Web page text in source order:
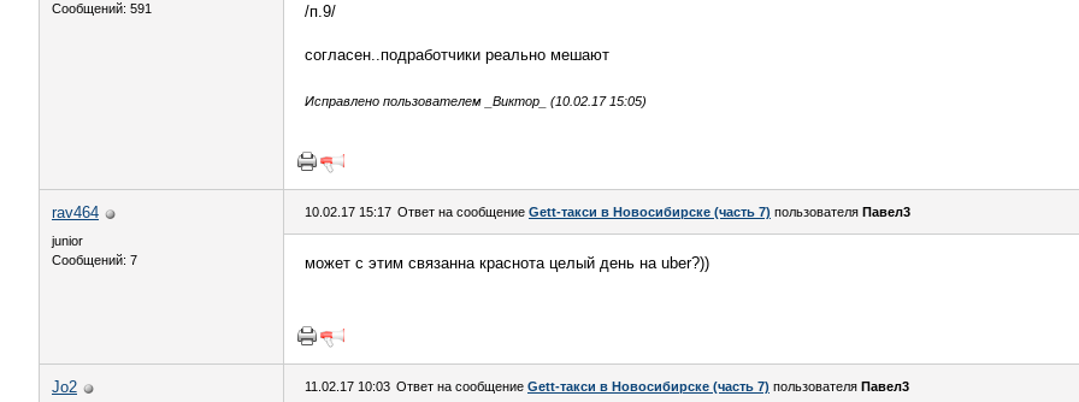
Сообщений: 591
/п.9/
согласен..подработчики реально мешают
Исправлено пользователем _Виктор_ (10.02.17 15:05)
rav464
junior
Сообщений: 7
10.02.17 15:17 Ответ на сообщение Gett-такси в Новосибирске (часть 7) пользователя Павел3
может с этим связанна краснота целый день на uber?))
Jo2 11.02.17 10:03 Ответ на сообщение Gett-такси в Новосибирске (часть 7) пользователя Павел3